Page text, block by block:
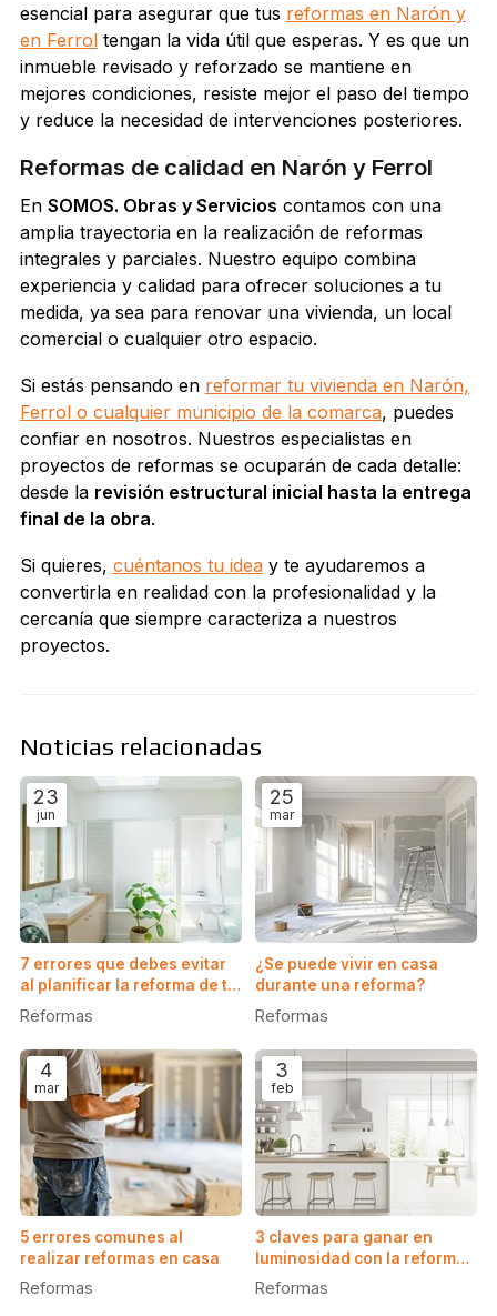
esencial para asegurar que tus reformas en Narón y
en Ferroltengan la vida útil que esperas. Y es que un
inmueble revisado y reforzado se mantiene en
mejores condiciones, resiste mejor el paso del tiempo
y reduce la necesidad de intervenciones posteriores.
Reformas de calidad en Narón y Ferrol
En SOMOS. Obras y Servicios contamos con una
amplia trayectoria en la realización de reformas
integrales y parciales. Nuestro equipo combina
experiencia y calidad para ofrecer soluciones a tu
medida, ya sea para renovar una vivienda, un local
comercial o cualquier otro espacio.
Si estás pensando en reformar tu vivienda en Narón,
Ferrol o cualquier municipio de la comarca, puedes
confiar en nosotros. Nuestros especialistas en
proyectos de reformas se ocuparán de cada detalle:
desde la revisión estructural inicial hasta la entrega
final de la obra.
Si quieres, cuéntanos tu ideay te ayudaremos a
convertirla en realidad con la profesionalidad y la
cercanía que siempre caracteriza a nuestros
proyectos.
Noticias relacionadas
23
jun
7 errores que debes evitar
al planificar la reforma de tu
baño
Reformas
25
mar
¿Se puede vivir en casa
durante una reforma?
Reformas
4
mar
5 errores comunes al
realizar reformas en casa
Reformas
3
feb
3 claves para ganar en
luminosidad con la reforma
de la cocina
Reformas